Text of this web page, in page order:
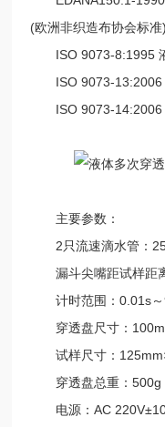
(欧洲非织造布协会标准)
ISO 9073-8:1995 液
ISO 9073-13:2006
ISO 9073-14:2006
主要参数：
2只流速滴水管：
漏斗尖嘴距试样距
计时范围：0.01s～
穿透盘尺寸：
试样尺寸：
穿透盘总重：500g
电源：AC